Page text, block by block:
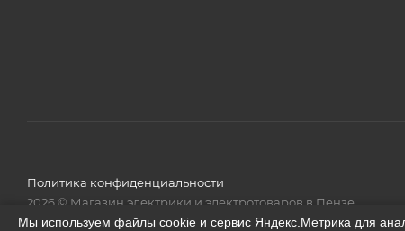
Политика конфиденциальности
2026 © Магазин электрики и электротоваров в Пензе
Мы используем файлы cookie и сервис Яндекс.Метрика для